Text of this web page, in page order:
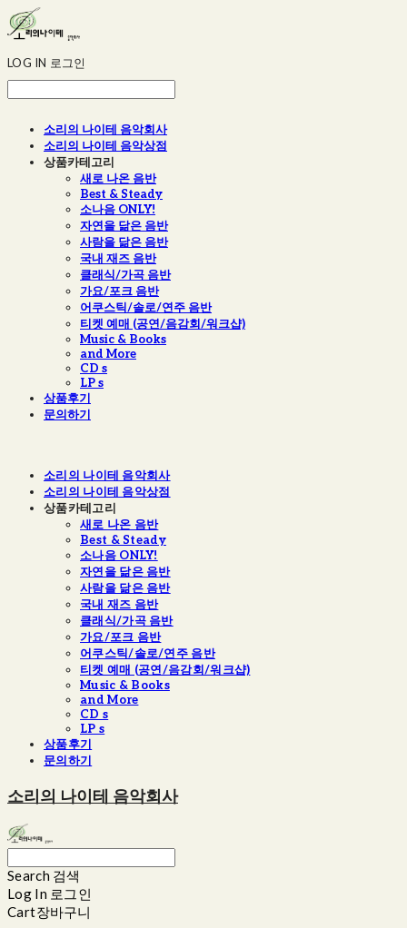
LOG IN 로그인
소리의 나이테 음악회사
소리의 나이테 음악상점
상품카테고리
새로 나온 음반
Best & Steady
소나음 ONLY!
자연을 닮은 음반
사람을 닮은 음반
국내 재즈 음반
클래식/가곡 음반
가요/포크 음반
어쿠스틱/솔로/연주 음반
티켓 예매 (공연/음감회/워크샵)
Music & Books
and More
CD s
LP s
상품후기
문의하기
소리의 나이테 음악회사
소리의 나이테 음악상점
상품카테고리
새로 나온 음반
Best & Steady
소나음 ONLY!
자연을 닮은 음반
사람을 닮은 음반
국내 재즈 음반
클래식/가곡 음반
가요/포크 음반
어쿠스틱/솔로/연주 음반
티켓 예매 (공연/음감회/워크샵)
Music & Books
and More
CD s
LP s
상품후기
문의하기
소리의 나이테 음악회사
Search 검색
Log In 로그인
Cart장바구니